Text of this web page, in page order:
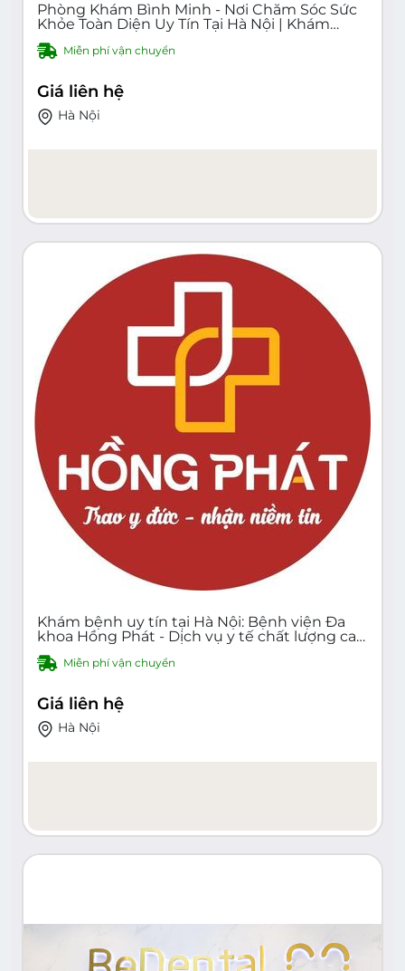
Phòng Khám Bình Minh - Nơi Chăm Sóc Sức
Khỏe Toàn Diện Uy Tín Tại Hà Nội | Khám
Bệnh Nội Khoa, Ngoại Khoa, Sản Khoa, Nhi
Khoa, Răng Hàm Mặt, Mắt
Miễn phí vận chuyển
Giá liên hệ
Hà Nội
Khám bệnh uy tín tại Hà Nội: Bệnh viện Đa
khoa Hồng Phát - Dịch vụ y tế chất lượng cao,
đội ngũ y bác sĩ giỏi, trang thiết bị hiện đại
Miễn phí vận chuyển
Giá liên hệ
Hà Nội